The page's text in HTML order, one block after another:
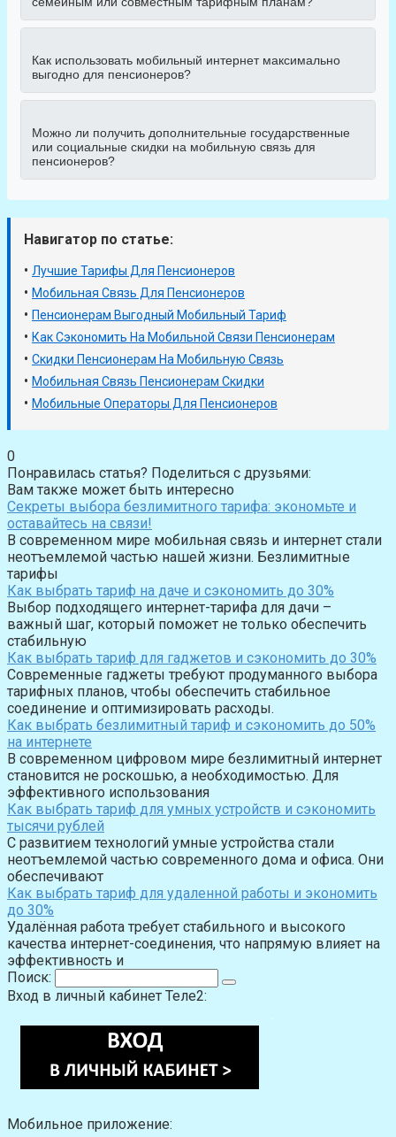
Как использовать мобильный интернет максимально
выгодно для пенсионеров?
Можно ли получить дополнительные государственные
или социальные скидки на мобильную связь для
пенсионеров?
Навигатор по статье:
• Лучшие Тарифы Для Пенсионеров
• Мобильная Связь Для Пенсионеров
• Пенсионерам Выгодный Мобильный Тариф
• Как Сэкономить На Мобильной Связи Пенсионерам
• Скидки Пенсионерам На Мобильную Связь
• Мобильная Связь Пенсионерам Скидки
• Мобильные Операторы Для Пенсионеров
0
Понравилась статья? Поделиться с друзьями:
Вам также может быть интересно
Секреты выбора безлимитного тарифа: экономьте и
оставайтесь на связи!
В современном мире мобильная связь и интернет стали
неотъемлемой частью нашей жизни. Безлимитные
тарифы
Как выбрать тариф на даче и сэкономить до 30%
Выбор подходящего интернет-тарифа для дачи –
важный шаг, который поможет не только обеспечить
стабильную
Как выбрать тариф для гаджетов и сэкономить до 30%
Современные гаджеты требуют продуманного выбора
тарифных планов, чтобы обеспечить стабильное
соединение и оптимизировать расходы.
Как выбрать безлимитный тариф и сэкономить до 50%
на интернете
В современном цифровом мире безлимитный интернет
становится не роскошью, а необходимостью. Для
эффективного использования
Как выбрать тариф для умных устройств и сэкономить
тысячи рублей
С развитием технологий умные устройства стали
неотъемлемой частью современного дома и офиса. Они
обеспечивают
Как выбрать тариф для удаленной работы и экономить
до 30%
Удалённая работа требует стабильного и высокого
качества интернет-соединения, что напрямую влияет на
эффективность и
Поиск:
Вход в личный кабинет Теле2:
Мобильное приложение: